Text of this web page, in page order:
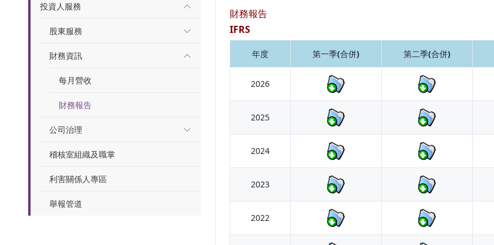
投資人服務
股東服務
財務資訊
每月營收
財務報告
公司治理
稽核室組織及職掌
利害關係人專區
舉報管道
財務報告
IFRS
年度 第一季(合併) 第二季(合併)
2026
2025
2024
2023
2022